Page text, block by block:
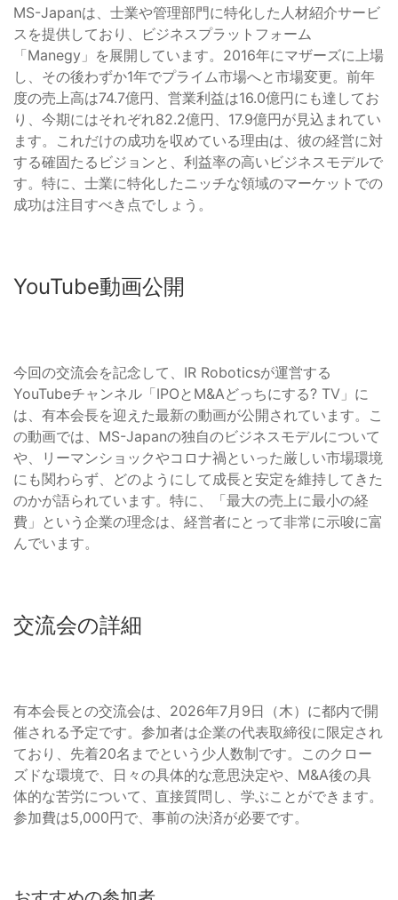
MS-Japanは、士業や管理部門に特化した人材紹介サービ
スを提供しており、ビジネスプラットフォーム
「Manegy」を展開しています。2016年にマザーズに上場
し、その後わずか1年でプライム市場へと市場変更。前年
度の売上高は74.7億円、営業利益は16.0億円にも達してお
り、今期にはそれぞれ82.2億円、17.9億円が見込まれてい
ます。これだけの成功を収めている理由は、彼の経営に対
する確固たるビジョンと、利益率の高いビジネスモデルで
す。特に、士業に特化したニッチな領域のマーケットでの
成功は注目すべき点でしょう。
YouTube動画公開
今回の交流会を記念して、IR Roboticsが運営する
YouTubeチャンネル「IPOとM&Aどっちにする? TV」に
は、有本会長を迎えた最新の動画が公開されています。こ
の動画では、MS-Japanの独自のビジネスモデルについて
や、リーマンショックやコロナ禍といった厳しい市場環境
にも関わらず、どのようにして成長と安定を維持してきた
のかが語られています。特に、「最大の売上に最小の経
費」という企業の理念は、経営者にとって非常に示唆に富
んでいます。
交流会の詳細
有本会長との交流会は、2026年7月9日（木）に都内で開
催される予定です。参加者は企業の代表取締役に限定され
ており、先着20名までという少人数制です。このクロー
ズドな環境で、日々の具体的な意思決定や、M&A後の具
体的な苦労について、直接質問し、学ぶことができます。
参加費は5,000円で、事前の決済が必要です。